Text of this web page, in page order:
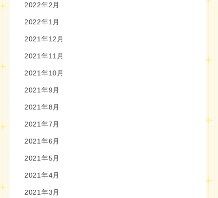
2022年2月
2022年1月
2021年12月
2021年11月
2021年10月
2021年9月
2021年8月
2021年7月
2021年6月
2021年5月
2021年4月
2021年3月